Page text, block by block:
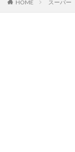
HOME スーパー
佐賀県
長